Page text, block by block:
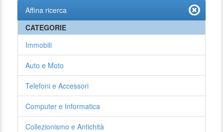
Affina ricerca
CATEGORIE
Immobili
Auto e Moto
Telefoni e Accessori
Computer e Informatica
Collezionismo e Antichità